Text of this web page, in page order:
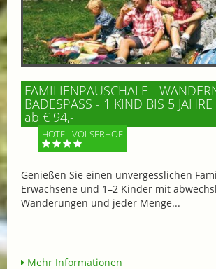
FAMILIENPAUSCHALE -
BADESPASS - 1 KIND BIS 5 JAHRE
ab € 94,-
HOTEL VÖLSERHOF
Genießen Sie einen unvergesslichen
Erwachsene und 1–2 Kinder mit
Wanderungen und jeder Menge...
Mehr Informationen